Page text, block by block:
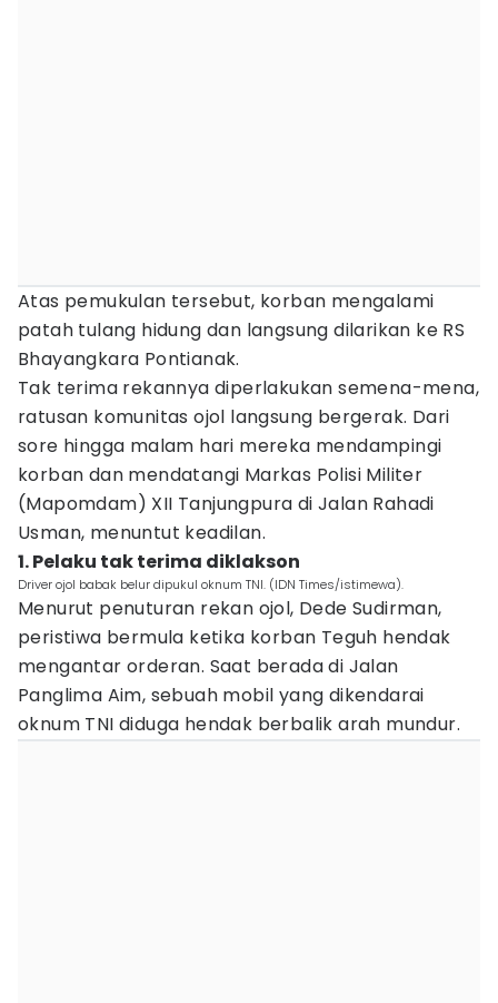
Atas pemukulan tersebut, korban mengalami
patah tulang hidung dan langsung dilarikan ke RS
Bhayangkara Pontianak.
Tak terima rekannya diperlakukan semena-mena,
ratusan komunitas ojol langsung bergerak. Dari
sore hingga malam hari mereka mendampingi
korban dan mendatangi Markas Polisi Militer
(Mapomdam) XII Tanjungpura di Jalan Rahadi
Usman, menuntut keadilan.
1. Pelaku tak terima diklakson
Driver ojol babak belur dipukul oknum TNI. (IDN Times/istimewa).
Menurut penuturan rekan ojol, Dede Sudirman,
peristiwa bermula ketika korban Teguh hendak
mengantar orderan. Saat berada di Jalan
Panglima Aim, sebuah mobil yang dikendarai
oknum TNI diduga hendak berbalik arah mundur.